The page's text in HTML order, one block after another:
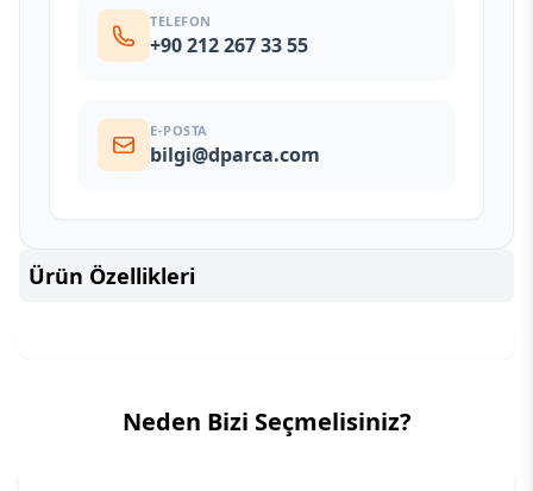
TELEFON
+90 212 267 33 55
E-POSTA
bilgi@dparca.com
Ürün Özellikleri
Neden Bizi Seçmelisiniz?